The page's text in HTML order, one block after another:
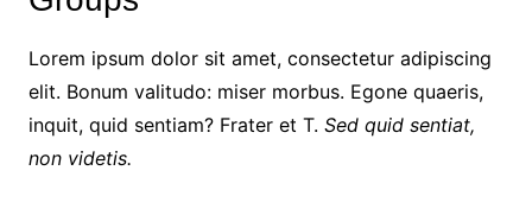
Lorem ipsum dolor sit amet, consectetur adipiscing
elit. Bonum valitudo: miser morbus. Egone quaeris,
inquit, quid sentiam? Frater et T. Sed quid sentiat,
non videtis.